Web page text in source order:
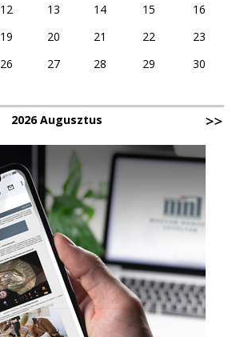
12 13 14 15
16
19 20 21 22
23
26 27 28 29
30
2026 Augusztus